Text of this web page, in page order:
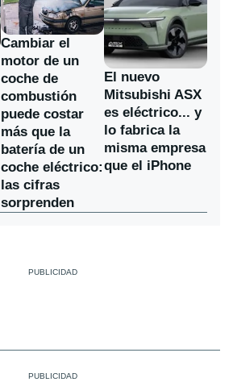
Cambiar el
motor de un
coche de
combustión
puede costar
más que la
batería de un
coche eléctrico:
las cifras
sorprenden
El nuevo
Mitsubishi ASX
es eléctrico... y
lo fabrica la
misma empresa
que el iPhone